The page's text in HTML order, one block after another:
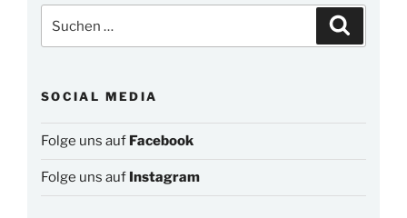
nach:
SOCIAL MEDIA
Folge uns auf Facebook
Folge uns auf Instagram